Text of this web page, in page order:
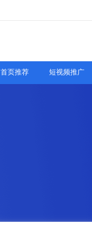
首页推荐 短视频推广